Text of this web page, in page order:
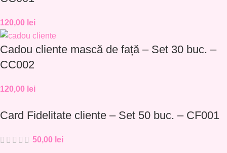
120,00 lei
Cadou cliente mască de față – Set 30 buc. –
CC002
120,00 lei
Card Fidelitate cliente – Set 50 buc. – CF001
50,00 lei